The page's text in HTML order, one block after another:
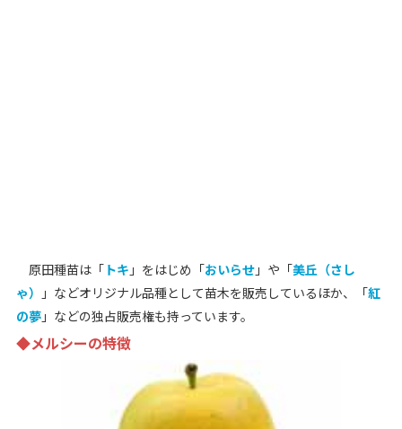
原田種苗は「トキ 」をはじめ「おいらせ」や「美丘（さし
ゃ）
」などオリジナル品種として苗木を販売しているほか、「紅
の夢」などの独占販売権も持っています。
◆メルシーの特徴